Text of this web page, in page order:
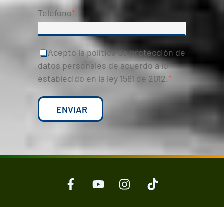
Teléfono*
Acepto la política de protección de
datos personales de acuerdo a lo
establecido en la ley 1581 de 2012.*
ENVIAR
FacebookYoutubeInstagramInstagram